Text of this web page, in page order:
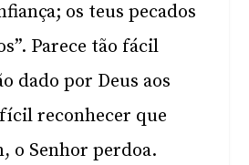
os teus pecados
Parece tão fácil
dado por Deus aos
reconhecer que
o Senhor perdoa.